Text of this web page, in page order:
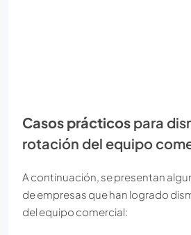
Casos prácticos para
rotación del equipo
A continuación, se presentan
de empresas que han logrado
del equipo comercial: